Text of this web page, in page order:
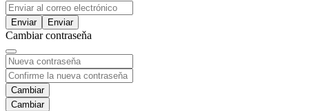
Enviar
Cambiar contraseňa
Cambiar